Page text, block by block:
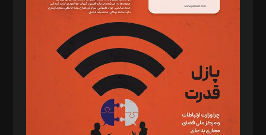
د‌بیر حقوق فناوری: حسام‌الدین ایپکچی
د‌بیر پیوست جهان: مینا پاکدل
د‌بیر تحریریه آنلاین: بابک نقاش
تحریریه‌: مجتبی محمود‌ی، آرش برهمند، یسنا امان‌پور، سروش کرمیان،
مصطفی مسجدی آرانی، ابوالفضل رجبی، زهرا فکرانه، فائزه فتحی
رستمی،مصطفی باستان
ویرایش: نگار استاد‌‌آقا
طراح یونیفرم: مجید توکلی